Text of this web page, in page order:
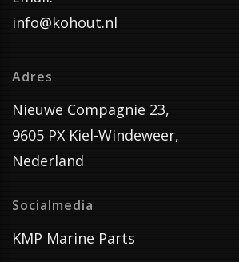
info@kohout.nl
Adres
Nieuwe Compagnie 23,
9605 PX Kiel-Windeweer,
Nederland
Socialmedia
KMP Marine Parts